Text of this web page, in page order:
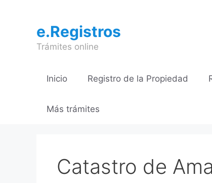
contenidoe.Registros
Trámites online
Inicio Registro de la Propiedad
Más trámites
Catastro de